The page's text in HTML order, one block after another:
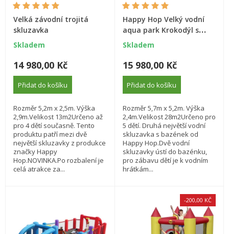
Velká závodní trojitá
skluzavka
Skladem
14 980,00 Kč
Přidat do košíku
Rozměr 5,2m x 2,5m. Výška
2,9m.Velikost 13m2Určeno až
pro 4 dětí současně. Tento
produktu patří mezi dvě
největší skluzavky z produkce
značky Happy
Hop.NOVINKA.Po rozbalení je
celá atrakce za...
Happy Hop Velký vodní
aqua park Krokodýl s
velkým bazénem
Skladem
15 980,00 Kč
Přidat do košíku
Rozměr 5,7m x 5,2m. Výška
2,4m.Velikost 28m2Určeno pro
5 dětí. Druhá největší vodní
skluzavka s bazének od
Happy Hop.Dvě vodní
skluzavky ústí do bazénku,
pro zábavu dětí je k vodním
hrátkám...
-200,00 KČ